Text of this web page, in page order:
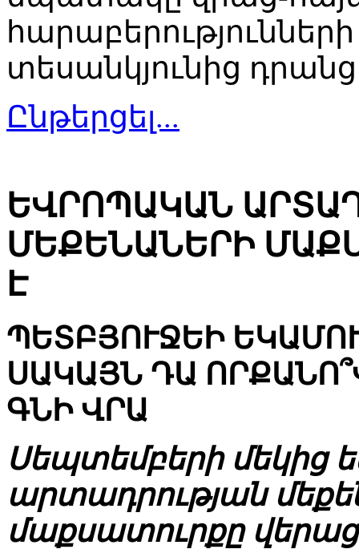
տեսանկյունից դրանց
Ընթերցել...
ԵՎՐՈՊԱԿԱՆ
ՄԵՔԵՆԱՆԵՐԻ
Է
ՊԵՏԲՅՈՒՋԵԻ
ՍԱԿԱՅՆ ԴԱ
ԳՆԻ ՎՐԱ
Սեպտեմբերի մեկից
արտադրության
մաքսատուրքը